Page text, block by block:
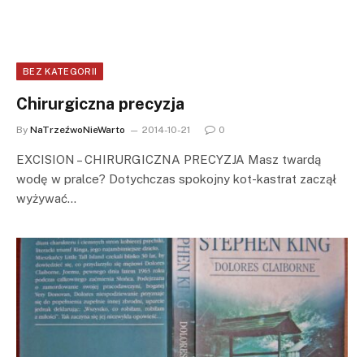
BEZ KATEGORII
Chirurgiczna precyzja
By NaTrzeźwoNieWarto 2014-10-21 0
EXCISION – CHIRURGICZNA PRECYZJA Masz twardą
wodę w pralce? Dotychczas spokojny kot-kastrat zaczął
wyżywać…